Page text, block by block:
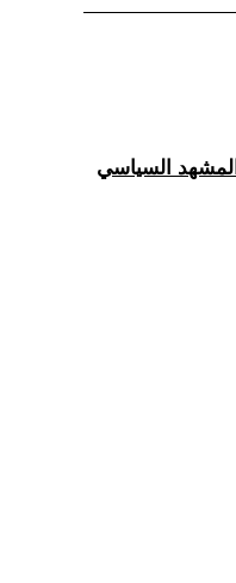
(47) في الطريق إلى الكنيست 26 المشهد السياسي